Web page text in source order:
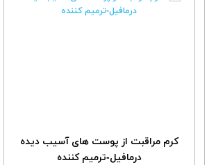
کرم مراقبت از پوست های آسیب دیده
درمافیل-ترمیم کننده